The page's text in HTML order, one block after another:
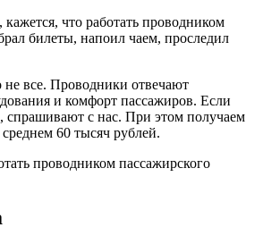
кажется, что работать проводником
билеты, напоил чаем, проследил
не все. Проводники отвечают
и комфорт пассажиров. Если
спрашивают с нас. При этом получаем
60 тысяч рублей.
проводником пассажирского